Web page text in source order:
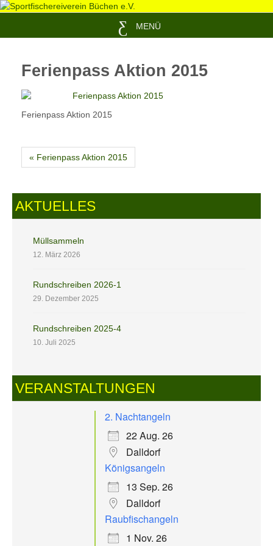
MENÜ
Ferienpass Aktion 2015
Ferienpass Aktion 2015
« Ferienpass Aktion 2015
AKTUELLES
Müllsammeln
12. März 2026
Rundschreiben 2026-1
29. Dezember 2025
Rundschreiben 2025-4
10. Juli 2025
VERANSTALTUNGEN
2. Nachtangeln
22 Aug. 26
Dalldorf
Königsangeln
13 Sep. 26
Dalldorf
Raubfischangeln
1 Nov. 26